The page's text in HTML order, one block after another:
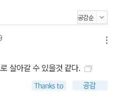
살아갈 수 있을것 같다.